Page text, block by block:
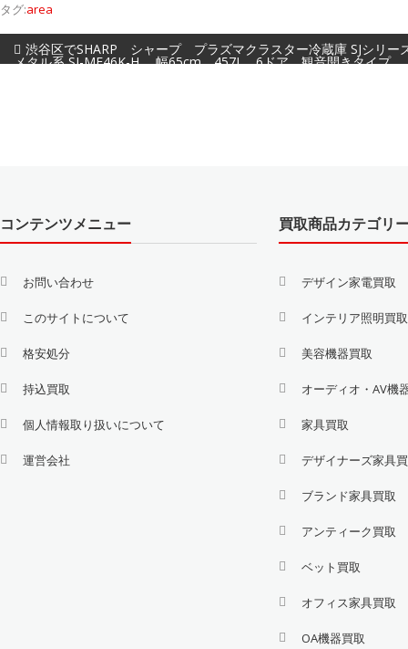
タグ:area
投稿ナビゲーション
渋谷区でSHARP シャープ プラズマクラスター冷蔵庫 SJシリー
メタル系 SJ-MF46K-H 幅65cm 457L 6ドア 観音開きタイプ
コンテンツメニュー
お問い合わせ
このサイトについて
格安処分
持込買取
個人情報取り扱いについて
運営会社
買取商品カテゴリ
デザイン家電買取
インテリア照明買取
美容機器買取
オーディオ・AV機
家具買取
デザイナーズ家具
ブランド家具買取
アンティーク買取
ベット買取
オフィス家具買取
OA機器買取